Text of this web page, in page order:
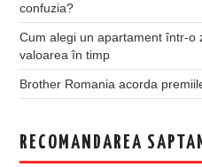
confuzia?
Cum alegi un apartament într-o
valoarea în timp
Brother Romania acorda
RECOMANDAREA